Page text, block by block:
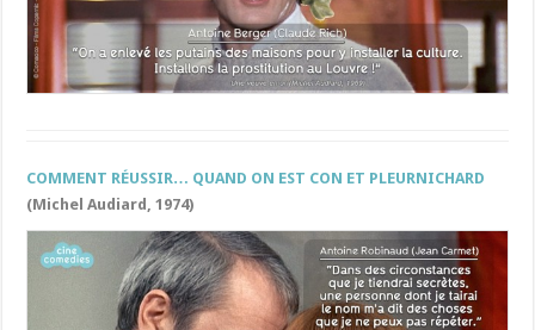
COMMENT RÉUSSIR… QUAND ON EST CON ET PLEURNICHARD
(Michel Audiard, 1974)